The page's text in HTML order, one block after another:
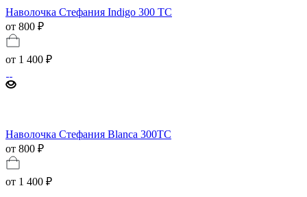
Наволочка Стефания Indigo 300 TC
от 800 ₽
от 1 400 ₽
Наволочка Стефания Blanca 300TC
от 800 ₽
от 1 400 ₽